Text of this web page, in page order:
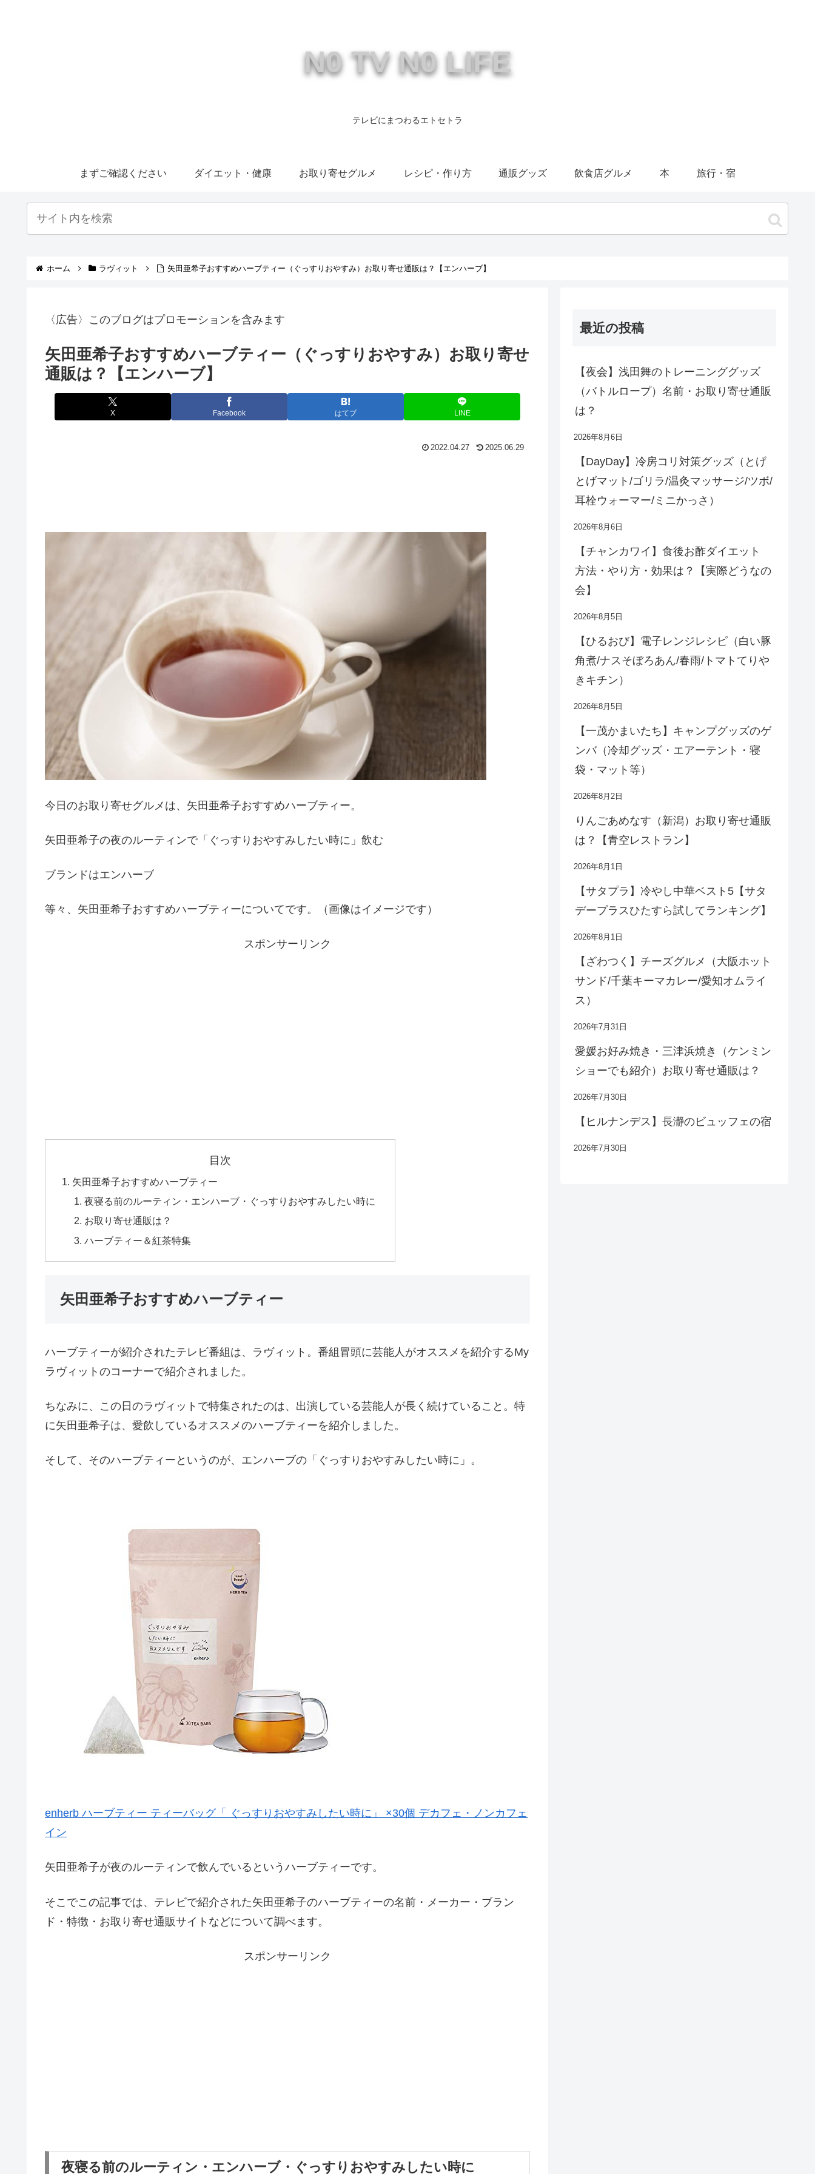
N0 TV N0 LIFE
テレビにまつわるエトセトラ
まずご確認ください ダイエット・健康 お取り寄せグルメ レシピ・作り方 通販グッズ 飲食店グルメ 本 旅行・宿
ホーム ラヴィット 矢田亜希子おすすめハーブティー（ぐっすりおやすみ）お取り寄せ通販は？【エンハーブ】
〈広告〉このブログはプロモーションを含みます
矢田亜希子おすすめハーブティー（ぐっすりおやすみ）お取り寄せ
通販は？【エンハーブ】
X Facebook はてブ LINE
2022.04.27 2025.06.29
今日のお取り寄せグルメは、矢田亜希子おすすめハーブティー。
矢田亜希子の夜のルーティンで「ぐっすりおやすみしたい時に」飲む
ブランドはエンハーブ
等々、矢田亜希子おすすめハーブティーについてです。（画像はイメージです）
スポンサーリンク
目次
矢田亜希子おすすめハーブティー
夜寝る前のルーティン・エンハーブ・ぐっすりおやすみしたい時に
お取り寄せ通販は？
ハーブティー＆紅茶特集
矢田亜希子おすすめハーブティー
ハーブティーが紹介されたテレビ番組は、ラヴィット。番組冒頭に芸能人がオススメを紹介するMy
ラヴィットのコーナーで紹介されました。
ちなみに、この日のラヴィットで特集されたのは、出演している芸能人が長く続けていること。特
に矢田亜希子は、愛飲しているオススメのハーブティーを紹介しました。
そして、そのハーブティーというのが、エンハーブの「ぐっすりおやすみしたい時に」。
enherb ハーブティー ティーバッグ「 ぐっすりおやすみしたい時に」 ×30個 デカフェ・ノンカフェ
イン
矢田亜希子が夜のルーティンで飲んでいるというハーブティーです。
そこでこの記事では、テレビで紹介された矢田亜希子のハーブティーの名前・メーカー・ブラン
ド・特徴・お取り寄せ通販サイトなどについて調べます。
スポンサーリンク
夜寝る前のルーティン・エンハーブ・ぐっすりおやすみしたい時に
最近の投稿
【夜会】浅田舞のトレーニンググッズ
（バトルロープ）名前・お取り寄せ通販
は？
2026年8月6日
【DayDay】冷房コリ対策グッズ（とげ
とげマット/ゴリラ/温灸マッサージ/ツボ/
耳栓ウォーマー/ミニかっさ）
2026年8月6日
【チャンカワイ】食後お酢ダイエット
方法・やり方・効果は？【実際どうなの
会】
2026年8月5日
【ひるおび】電子レンジレシピ（白い豚
角煮/ナスそぼろあん/春雨/トマトてりや
きキチン）
2026年8月5日
【一茂かまいたち】キャンプグッズのゲ
ンバ（冷却グッズ・エアーテント・寝
袋・マット等）
2026年8月2日
りんごあめなす（新潟）お取り寄せ通販
は？【青空レストラン】
2026年8月1日
【サタプラ】冷やし中華ベスト5【サタ
デープラスひたすら試してランキング】
2026年8月1日
【ざわつく】チーズグルメ（大阪ホット
サンド/千葉キーマカレー/愛知オムライ
ス）
2026年7月31日
愛媛お好み焼き・三津浜焼き（ケンミン
ショーでも紹介）お取り寄せ通販は？
2026年7月30日
【ヒルナンデス】長瀞のビュッフェの宿
2026年7月30日